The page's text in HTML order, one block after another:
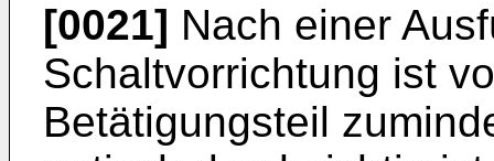
[0021] Nach einer
Schaltvorrichtung ist
Betätigungsteil